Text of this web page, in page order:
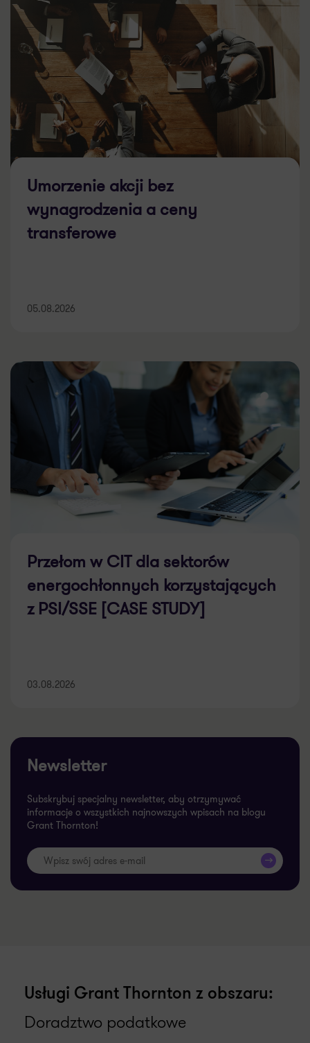
Umorzenie akcji bez
wynagrodzenia a ceny
transferowe
05.08.2026
Przełom w CIT dla sektorów
energochłonnych korzystających
z PSI/SSE [CASE STUDY]
03.08.2026
Newsletter
Subskrybuj specjalny newsletter, aby otrzymywać
informacje o wszystkich najnowszych wpisach na blogu
Grant Thornton!
>>
Usługi Grant Thornton z obszaru:
Doradztwo podatkowe